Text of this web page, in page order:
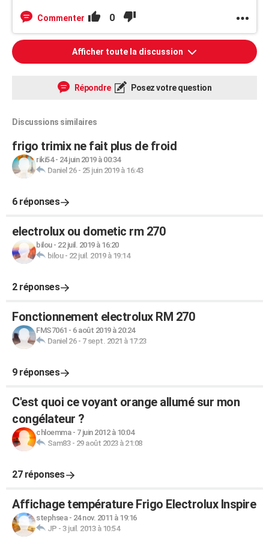
Commenter 0
Afficher toute la discussion
Répondre Posez votre question
Discussions similaires
frigo trimix ne fait plus de froid
riki54- 24 juin 2019 à 00:34
Daniel 26- 25 juin 2019 à 16:43
6 réponses
electrolux ou dometic rm 270
bilou- 22 juil. 2019 à 16:20
bilou- 22 juil. 2019 à 19:14
2 réponses
Fonctionnement electrolux RM 270
FMS7061 - 6 août 2019 à 20:24
Daniel 26- 7 sept. 2021 à 17:23
9 réponses
C'est quoi ce voyant orange allumé sur mon
congélateur ?
chloemma- 7 juin 2012 à 10:04
Sam83- 29 août 2023 à 21:08
27 réponses
Affichage température Frigo Electrolux Inspire
stephsea- 24 nov. 2011 à 19:16
JP - 3 juil. 2013 à 10:54